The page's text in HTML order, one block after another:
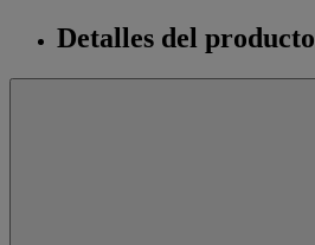
Detalles del producto